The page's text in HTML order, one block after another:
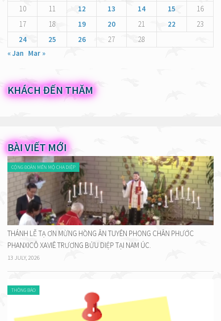
10
11 12 13 14 15
16
17
18 19 20 21 22
23
24
25 26 27
28
« Jan Mar »
KHÁCH ĐẾN THĂM
BÀI VIẾT MỚI
CỘNG ĐOÀN MẾN MỘ CHA DIỆP
THÁNH LỄ TẠ ƠN MỪNG HỒNG ÂN TUYÊN PHONG CHÂN PHƯỚC
PHANXICÔ XAVIÊ TRƯƠNG BỬU DIỆP TẠI NAM ÚC.
13 JULY, 2026
THÔNG BÁO